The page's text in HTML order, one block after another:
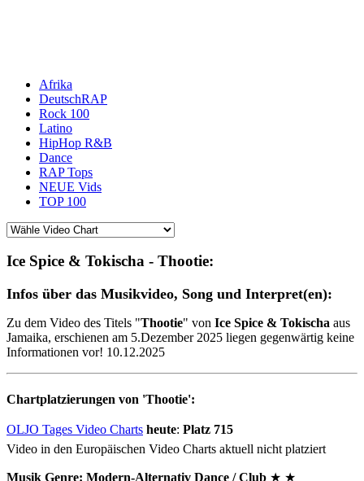
Afrika
DeutschRAP
Rock 100
Latino
HipHop R&B
Dance
RAP Tops
NEUE Vids
TOP 100
Ice Spice & Tokischa - Thootie:
Infos über das Musikvideo, Song und Interpret(en):
Zu dem Video des Titels "Thootie" von Ice Spice & Tokischa aus
Jamaika, erschienen am 5.Dezember 2025 liegen gegenwärtig keine
Informationen vor! 10.12.2025
Chartplatzierungen von 'Thootie':
OLJO Tages Video Charts heute: Platz 715
Video in den Europäischen Video Charts aktuell nicht platziert
Musik Genre: Modern-Alternativ Dance / Club ★ ★